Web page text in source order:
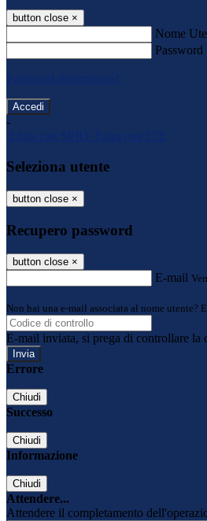
button close ×
Nome
Password
Password dimenticata?
-
Entra con SPID
Entra con CIE
Seleziona utente
button close ×
Recupero password
button close ×
E-mail
Non hai una e-mail associata al nome utente?
E-mail inviata, si prega di controllare la
Errore
Chiudi
Successo
Chiudi
Informazione
Chiudi
Attendere...
Attendere il completamento